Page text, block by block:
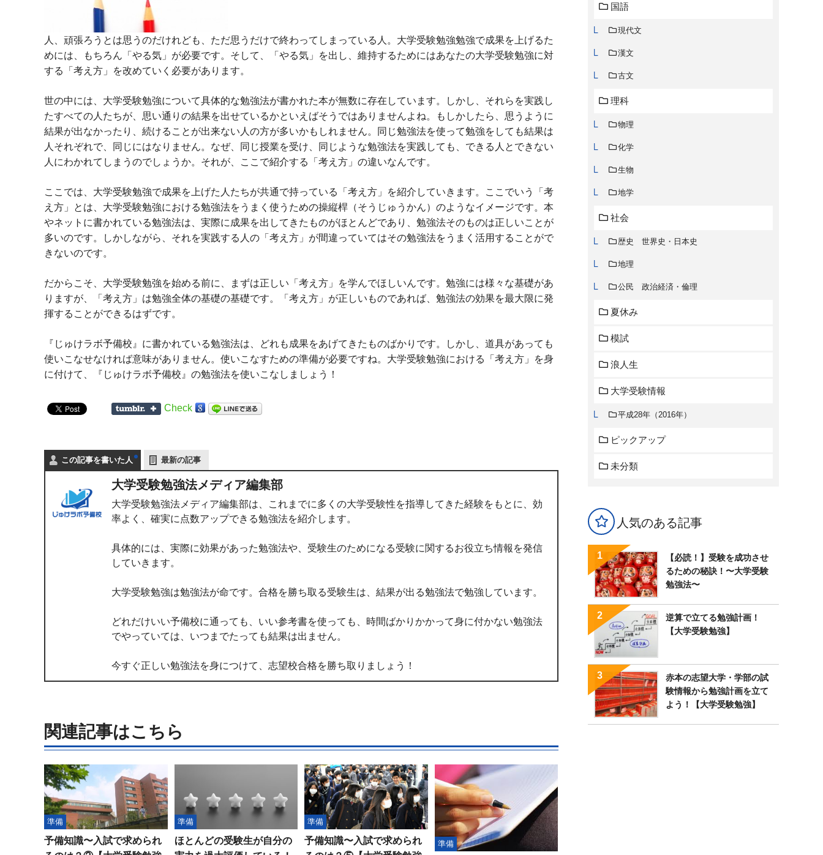
人、頑張ろうとは思うのだけれども、ただ思うだけで終わってしまっている人。大学受験勉強勉強で成果を上げるた
めには、もちろん「やる気」が必要です。そして、「やる気」を出し、維持するためにはあなたの大学受験勉強に対
する「考え方」を改めていく必要があります。
世の中には、大学受験勉強について具体的な勉強法が書かれた本が無数に存在しています。しかし、それらを実践し
たすべての人たちが、思い通りの結果を出せているかといえばそうではありませんよね。もしかしたら、思うように
結果が出なかったり、続けることが出来ない人の方が多いかもしれません。同じ勉強法を使って勉強をしても結果は
人それぞれで、同じにはなりません。なぜ、同じ授業を受け、同じような勉強法を実践しても、できる人とできない
人にわかれてしまうのでしょうか。それが、ここで紹介する「考え方」の違いなんです。
ここでは、大学受験勉強で成果を上げた人たちが共通で持っている「考え方」を紹介していきます。ここでいう「考
え方」とは、大学受験勉強における勉強法をうまく使うための操縦桿（そうじゅうかん）のようなイメージです。本
やネットに書かれている勉強法は、実際に成果を出してきたものがほとんどであり、勉強法そのものは正しいことが
多いのです。しかしながら、それを実践する人の「考え方」が間違っていてはその勉強法をうまく活用することがで
きないのです。
だからこそ、大学受験勉強を始める前に、まずは正しい「考え方」を学んでほしいんです。勉強には様々な基礎があ
りますが、「考え方」は勉強全体の基礎の基礎です。「考え方」が正しいものであれば、勉強法の効果を最大限に発
揮することができるはずです。
『じゅけラボ予備校』に書かれている勉強法は、どれも成果をあげてきたものばかりです。しかし、道具があっても
使いこなせなければ意味がありません。使いこなすための準備が必要ですね。大学受験勉強における「考え方」を身
に付けて、『じゅけラボ予備校』の勉強法を使いこなしましょう！
Check
この記事を書いた人 最新の記事
大学受験勉強法メディア編集部
大学受験勉強法メディア編集部は、これまでに多くの大学受験性を指導してきた経験をもとに、効
率よく、確実に点数アップできる勉強法を紹介します。
具体的には、実際に効果があった勉強法や、受験生のためになる受験に関するお役立ち情報を発信
していきます。
大学受験勉強は勉強法が命です。合格を勝ち取る受験生は、結果が出る勉強法で勉強しています。
どれだけいい予備校に通っても、いい参考書を使っても、時間ばかりかかって身に付かない勉強法
でやっていては、いつまでたっても結果は出ません。
今すぐ正しい勉強法を身につけて、志望校合格を勝ち取りましょう！
関連記事はこちら
準備
予備知識〜入試で求められ
準備
ほとんどの受験生が自分の
準備
予備知識〜入試で求められ
準備
国語
現代文
漢文
古文
理科
物理
化学
生物
地学
社会
歴史 世界史・日本史
地理
公民 政治経済・倫理
夏休み
模試
浪人生
大学受験情報
平成28年（2016年）
ピックアップ
未分類
人気のある記事
【必読！】受験を成功させ
るための秘訣！〜大学受験
勉強法〜
逆算で立てる勉強計画！
【大学受験勉強】
赤本の志望大学・学部の試
験情報から勉強計画を立て
よう！【大学受験勉強】